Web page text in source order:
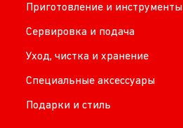
Приготовление и инструменты
Сервировка и подача
Уход, чистка и хранение
Специальные аксессуары
Подарки и стиль